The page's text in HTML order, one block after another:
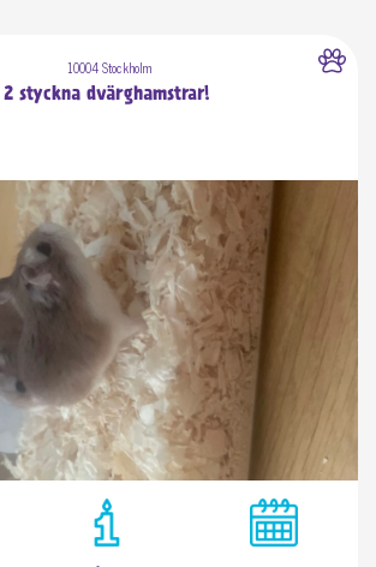
10004 Stockholm
2 styckna dvärghamstrar!